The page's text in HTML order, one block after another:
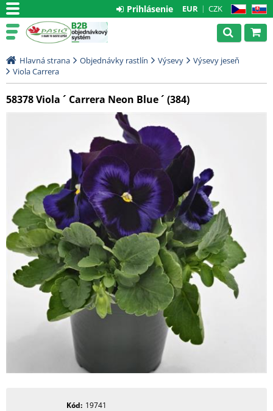
CZ SK
EUR CZK
Prihlásenie
Hlavná strana Objednávky rastlín Výsevy
Výsevy jeseň
Viola Carrera
58378 Viola ´ Carrera Neon Blue ´ (384)
Kód 19741